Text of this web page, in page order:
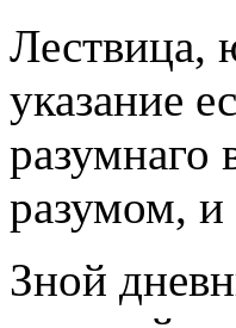
Лествица,
указание
разумом,
Зной